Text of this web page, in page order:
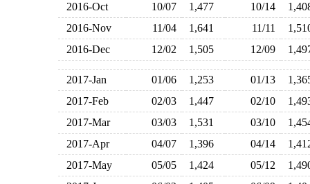
2016-Oct
10/07 1,477 10/14
2016-Nov
11/04 1,641 11/11
2016-Dec
12/02 1,505 12/09
2017-Jan 01/06 1,253 01/13
2017-Feb
02/03 1,447 02/10
2017-Mar
03/03 1,531 03/10
2017-Apr
04/07 1,396 04/14
2017-May
05/05 1,424 05/12